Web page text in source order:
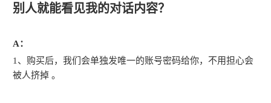
别人就能看见我的对话内容？
A：
1、购买后，我们会单独发唯一的账号密码给你，不用担心会
被人挤掉 。